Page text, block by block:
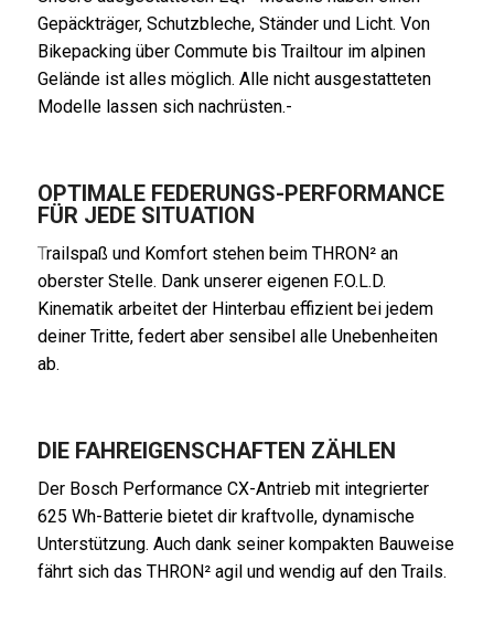
Gepäckträger, Schutzbleche, Ständer und Licht. Von
Bikepacking über Commute bis Trailtour im alpinen
Gelände ist alles möglich. Alle nicht ausgestatteten
Modelle lassen sich nachrüsten.-
OPTIMALE FEDERUNGS-PERFORMANCE
FÜR JEDE SITUATION
Trailspaß und Komfort stehen beim THRON² an
oberster Stelle. Dank unserer eigenen F.O.L.D.
Kinematik arbeitet der Hinterbau effizient bei jedem
deiner Tritte, federt aber sensibel alle Unebenheiten
ab.
DIE FAHREIGENSCHAFTEN ZÄHLEN
Der Bosch Performance CX-Antrieb mit integrierter
625 Wh-Batterie bietet dir kraftvolle, dynamische
Unterstützung. Auch dank seiner kompakten Bauweise
fährt sich das THRON² agil und wendig auf den Trails.